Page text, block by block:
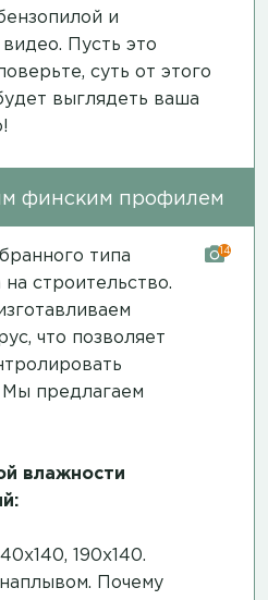
и
видео. Пусть это
суть от этого
выглядеть ваша
финским профилем
типа
строительство.
что позволяет
Мы предлагаем
влажности
190х140.
Почему
14